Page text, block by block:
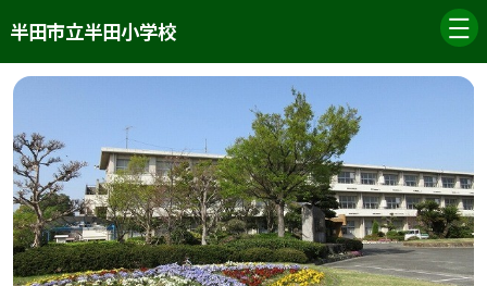
半田市立半田小学校